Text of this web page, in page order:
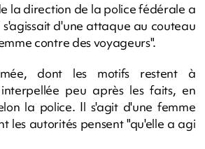
la direction de la police fédérale a
s'agissait d'une attaque au couteau
contre des voyageurs".
dont les motifs restent à
peu après les faits, en
la police. Il s'agit d'une femme
les autorités pensent "qu'elle a agi